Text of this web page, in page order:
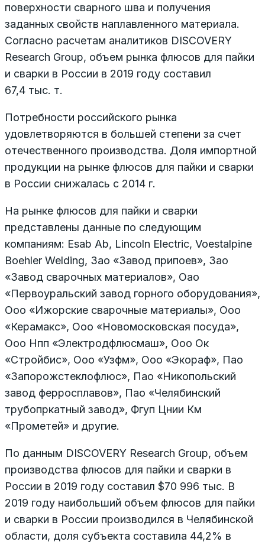
поверхности сварного шва и получения
заданных свойств наплавленного материала.
Согласно расчетам аналитиков DISCOVERY
Research Group, объем рынка флюсов для пайки
и сварки в России в 2019 году составил
67,4 тыс. т.
Потребности российского рынка
удовлетворяются в большей степени за счет
отечественного производства. Доля импортной
продукции на рынке флюсов для пайки и сварки
в России снижалась с 2014 г.
На рынке флюсов для пайки и сварки
представлены данные по следующим
компаниям: Esab Ab, Lincoln Electric, Voestalpine
Boehler Welding, Зао «Завод припоев», Зао
«Завод сварочных материалов», Оао
«Первоуральский завод горного оборудования»,
Ооо «Ижорские сварочные материалы», Ооо
«Керамакс», Ооо «Новомосковская посуда»,
Ооо Нпп «Электродфлюсмаш», Ооо Ок
«Стройбис», Ооо «Узфм», Ооо «Экораф», Пао
«Запорожстеклофлюс», Пао «Никопольский
завод ферросплавов», Пао «Челябинский
трубопркатный завод», Фгуп Цнии Км
«Прометей» и другие.
По данным DISCOVERY Research Group, объем
производства флюсов для пайки и сварки в
России в 2019 году составил $70 996 тыс. В
2019 году наибольший объем флюсов для пайки
и сварки в России производился в Челябинской
области, доля субъекта составила 44,2% в